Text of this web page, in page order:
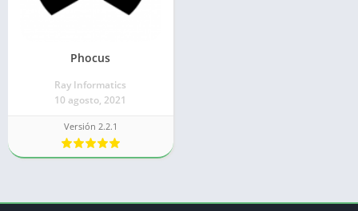
Phocus
Ray Informatics
10 agosto, 2021
Versión 2.2.1